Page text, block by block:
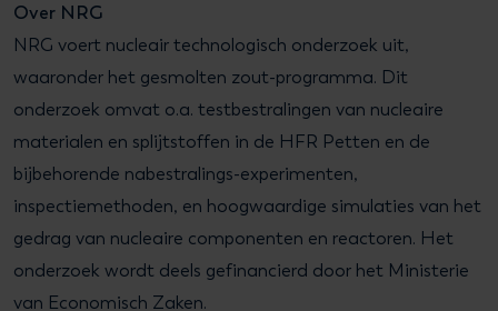
Over NRG
NRG voert nucleair technologisch onderzoek uit,
waaronder het gesmolten zout-programma. Dit
onderzoek omvat o.a. testbestralingen van nucleaire
materialen en splijtstoffen in de HFR Petten en de
bijbehorende nabestralings-experimenten,
inspectiemethoden, en hoogwaardige simulaties van het
gedrag van nucleaire componenten en reactoren. Het
onderzoek wordt deels gefinancierd door het Ministerie
van Economisch Zaken.